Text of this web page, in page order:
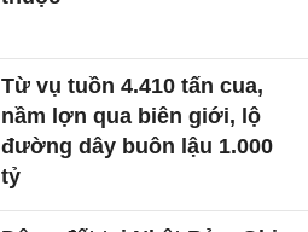
Từ vụ tuồn 4.410 tấn cua,
nầm lợn qua biên giới, lộ
đường dây buôn lậu 1.000
tỷ